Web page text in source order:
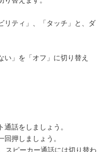
リティ」、「タッチ」と、ダ
い」を「オフ」に切り替え
話をしましょう。
押しましょう。
スピーカー通話には切り替わ